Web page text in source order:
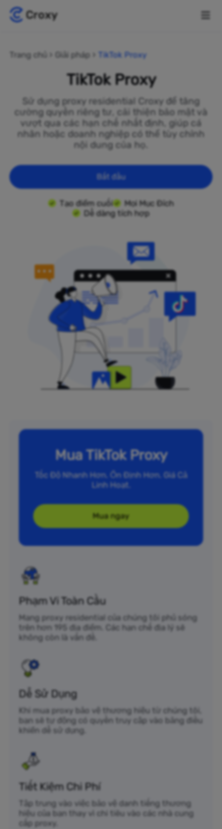
Trang chủ Giải pháp TikTok Proxy
TikTok Proxy
Sử dụng proxy residential Croxy để tăng
cường quyền riêng tư, cải thiện bảo mật và
vượt qua các hạn chế nhất định, giúp cá
nhân hoặc doanh nghiệp có thể tùy chỉnh
nội dung của họ.
Bắt đầu
Tạo điểm cuối
Mọi Mục Đích
Dễ dàng tích hợp
Mua TikTok Proxy
Tốc Độ Nhanh Hơn. Ổn Định Hơn. Giá Cả
Linh Hoạt.
Mua ngay
Phạm Vi Toàn Cầu
Mạng proxy residential của chúng tôi phủ sóng
trên hơn 195 địa điểm. Các hạn chế địa lý sẽ
không còn là vấn đề.
Dễ Sử Dụng
Khi mua proxy bảo vệ thương hiệu từ chúng tôi,
bạn sẽ tự động có quyền truy cập vào bảng điều
khiển dễ sử dụng.
Tiết Kiệm Chi Phí
Tập trung vào việc bảo vệ danh tiếng thương
hiệu của bạn thay vì chi tiêu vào các nhà cung
cấp proxy.